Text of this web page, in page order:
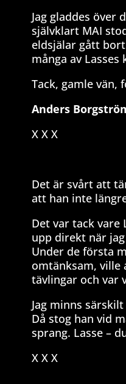
Jag gladdes
självklart MAI
eldsjälar gått
många av
Tack, gamle
Anders
X X X
Det är svårt att
att han inte
Det var tack vare
upp direkt när
Under de första
omtänksam, ville
tävlingar och var
Jag minns
Då stog han vid
sprang. Lasse –
X X X